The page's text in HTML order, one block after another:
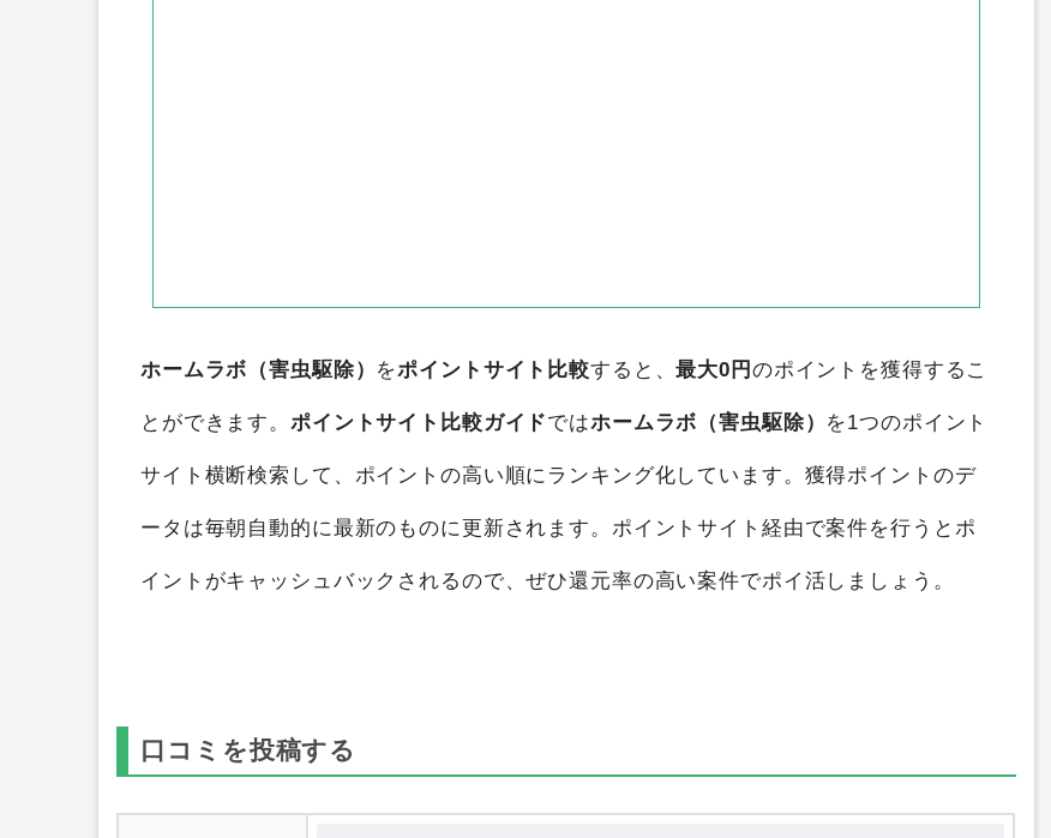
ホームラボ（害虫駆除） をポイントサイト比較すると、最大0円 のポイントを獲得するこ
とができます。 ポイントサイト比較ガイドではホームラボ（害虫駆除） を1つのポイント
サイト横断検索して、ポイントの高い順にランキング化しています。獲得ポイントのデ
ータは毎朝自動的に最新のものに更新されます。ポイントサイト経由で案件を行うとポ
イントがキャッシュバックされるので、ぜひ還元率の高い案件でポイ活しましょう。
口コミを投稿する